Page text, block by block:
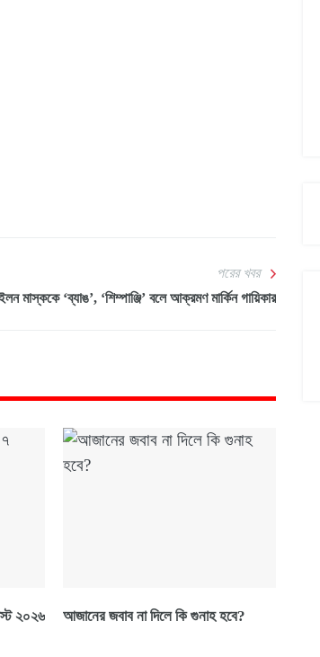
পরের খবর
মাস্ককে ‘ব্যাঙ’, ‘শিম্পাঞ্জি’ বলে আক্রমণ মার্কিন গায়িকার
২০২৬ আজানের জবাব না দিলে কি গুনাহ হবে?